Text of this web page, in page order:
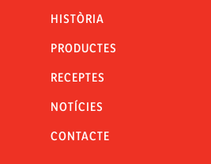
HISTÒRIA
PRODUCTES
RECEPTES
NOTÍCIES
CONTACTE